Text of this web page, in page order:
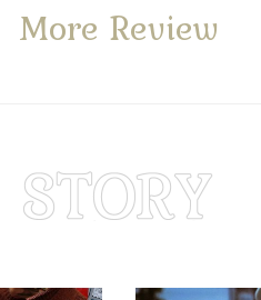
More Review